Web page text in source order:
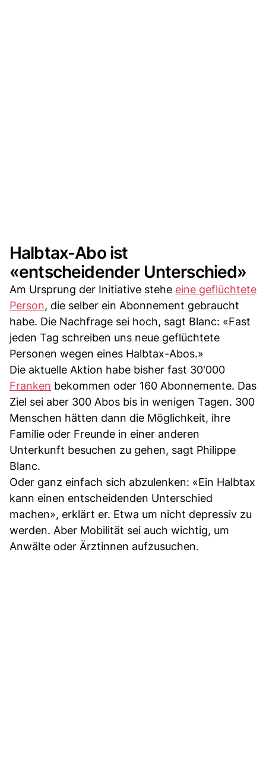
Halbtax-Abo ist
«entscheidender Unterschied»
Am Ursprung der Initiative stehe eine geflüchtete
Person, die selber ein Abonnement gebraucht
habe. Die Nachfrage sei hoch, sagt Blanc: «Fast
jeden Tag schreiben uns neue geflüchtete
Personen wegen eines Halbtax-Abos.»
Die aktuelle Aktion habe bisher fast 30'000
Franken bekommen oder 160 Abonnemente. Das
Ziel sei aber 300 Abos bis in wenigen Tagen. 300
Menschen hätten dann die Möglichkeit, ihre
Familie oder Freunde in einer anderen
Unterkunft besuchen zu gehen, sagt Philippe
Blanc.
Oder ganz einfach sich abzulenken: «Ein Halbtax
kann einen entscheidenden Unterschied
machen», erklärt er. Etwa um nicht depressiv zu
werden. Aber Mobilität sei auch wichtig, um
Anwälte oder Ärztinnen aufzusuchen.